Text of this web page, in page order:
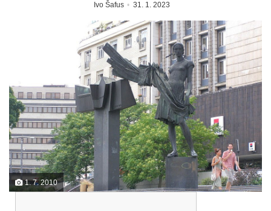
Ivo Šafus 31. 1. 2023
1. 7. 2010